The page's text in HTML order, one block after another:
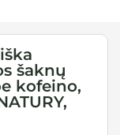
šaknų
kofeino,